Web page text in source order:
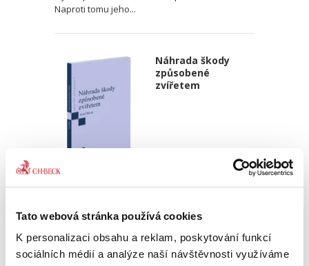
Tato webová stránka používá cookies
K personalizaci obsahu a reklam, poskytování funkcí
sociálních médií a analýze naší návštěvnosti využíváme
Naproti tomu jeho...
Náhrada škody
způsobené
zvířetem
Josef Bártů
390,00 Kč
Publikace pojednává o předpokladech vzniku
povinnosti nahradit újmu způsobenou zvířetem